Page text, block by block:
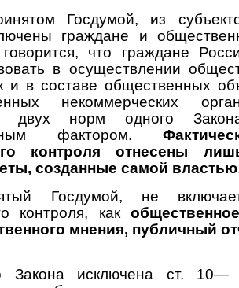
Госдумой, из
граждане и
что граждане
в осуществлении
и в составе общественных
некоммерческих
двух норм одного
фактором.
контроля отнесены
созданные самой властью
Госдумой, не
контроля, как
мнения, публичный
Закона исключена ст.